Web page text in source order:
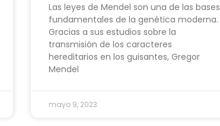
Las leyes de Mendel son una de las bases
fundamentales de la genética moderna.
Gracias a sus estudios sobre la
transmisión de los caracteres
hereditarios en los guisantes, Gregor
Mendel
mayo 9, 2023